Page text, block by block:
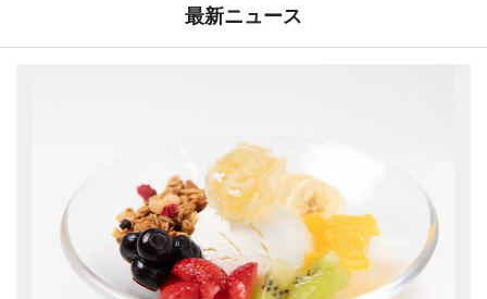
最新ニュース